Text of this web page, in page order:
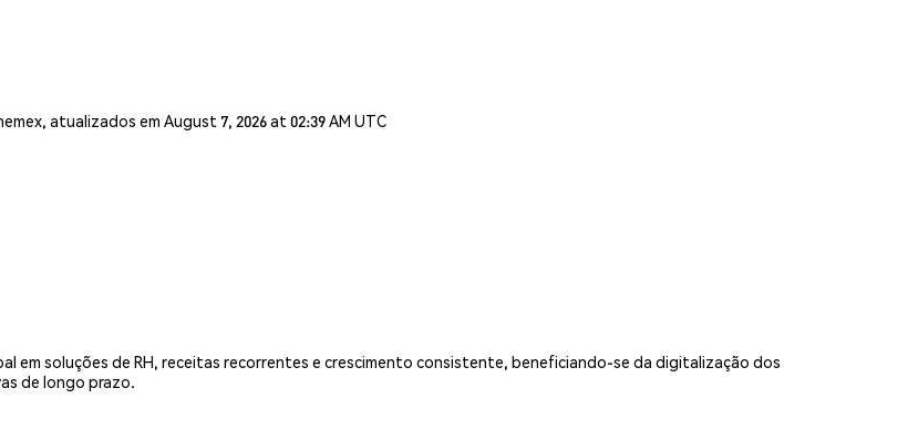
atualizados em August 7, 2026 at 02:39 AM UTC
em soluções de RH, receitas recorrentes e crescimento consistente, beneficiando-se da digitalização dos
de longo prazo.